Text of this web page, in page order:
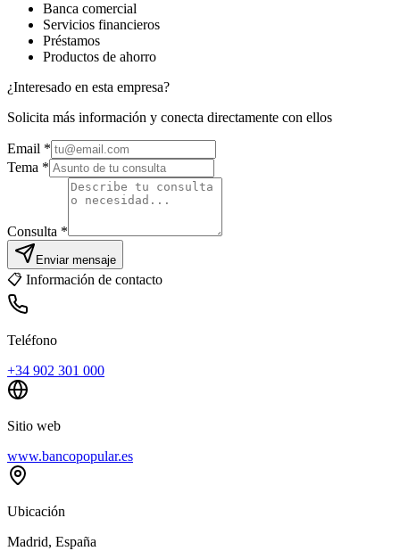
Banca comercial
Servicios financieros
Préstamos
Productos de ahorro
¿Interesado en esta empresa?
Solicita más información y conecta directamente con ellos
Email *
Tema *
Consulta *
Enviar mensaje
📋 Información de contacto
Teléfono
+34 902 301 000
Sitio web
www.bancopopular.es
Ubicación
Madrid, España